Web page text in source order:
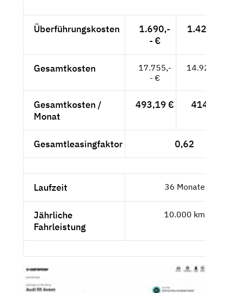
Überführungskosten
1.690,-
- €
1.420,17
Gesamtkosten
17.755,-
- €
14.920,17
Gesamtkosten /
Monat
493,19 € 414,45 €
Gesamtleasingfaktor 0,62
Laufzeit 36 Monate
Jährliche
Fahrleistung
10.000 km